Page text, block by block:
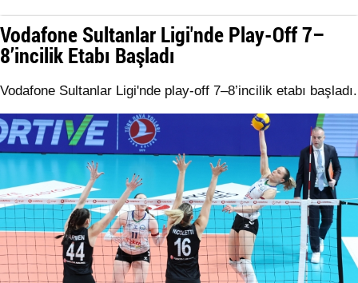
Vodafone Sultanlar Ligi'nde Play-Off 7–
8’incilik Etabı Başladı
Vodafone Sultanlar Ligi'nde play-off 7–8’incilik etabı başladı.